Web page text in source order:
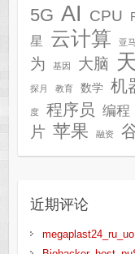
5G AI CPU
星
云计算 亚
为
基因 大脑
探月 教育 数学 机
度 程序员 编程
片 苹果 融资
近期评论